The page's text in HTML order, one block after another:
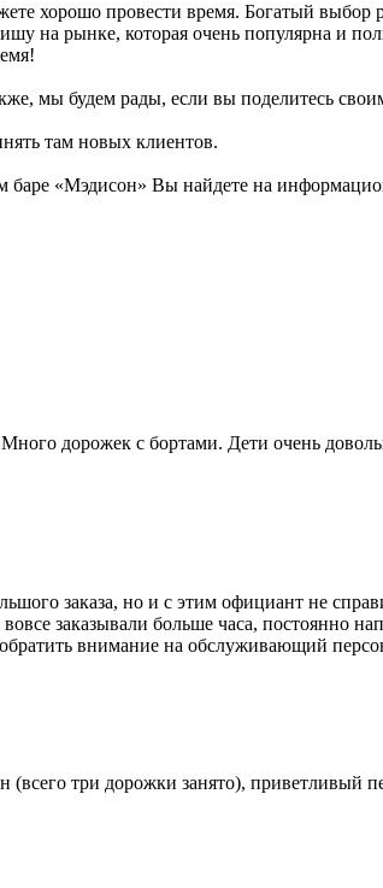
хорошо провести время. Богатый выбор
на рынке, которая очень популярна и
мы будем рады, если вы поделитесь
там новых клиентов.
«Мэдисон» Вы найдете на
дорожек с бортами. Дети очень
заказа, но и с этим официант не
заказывали больше часа, постоянно
внимание на обслуживающий
три дорожки занято), приветливый